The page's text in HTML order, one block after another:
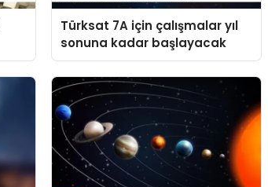
Türksat 7A için çalışmalar yıl
sonuna kadar başlayacak